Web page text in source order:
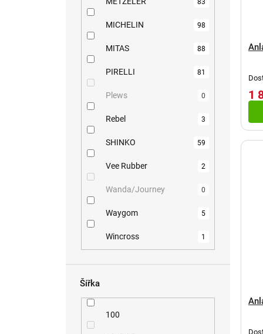
MICHELIN 98
MITAS 88
PIRELLI 81
Plews 0
Rebel 3
SHINKO 59
Vee Rubber 2
Wanda/Journey 0
Waygom 5
Wincross 1
Šířka
100
1